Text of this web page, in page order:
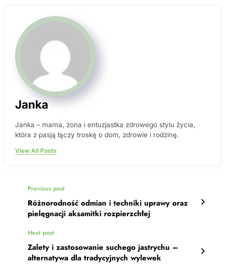
Janka
Janka – mama, żona i entuzjastka zdrowego stylu życia,
która z pasją łączy troskę o dom, zdrowie i rodzinę.
View All Posts
Previous post
Różnorodność odmian i techniki uprawy oraz
pielęgnacji aksamitki rozpierzchłej
Next post
Zalety i zastosowanie suchego jastrychu –
alternatywa dla tradycyjnych wylewek